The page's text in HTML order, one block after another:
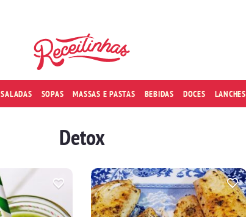
SALADAS SOPAS MASSAS E PASTAS BEBIDAS DOCES LANCHES
Detox